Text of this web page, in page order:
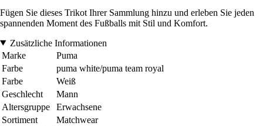
Fügen Sie dieses Trikot Ihrer Sammlung hinzu und erleben Sie jeden
spannenden Moment des Fußballs mit Stil und Komfort.
Zusätzliche Informationen
Marke
Puma
Farbe
puma white/puma team royal
Farbe
Weiß
Geschlecht
Mann
Altersgruppe
Erwachsene
Sortiment
Matchwear